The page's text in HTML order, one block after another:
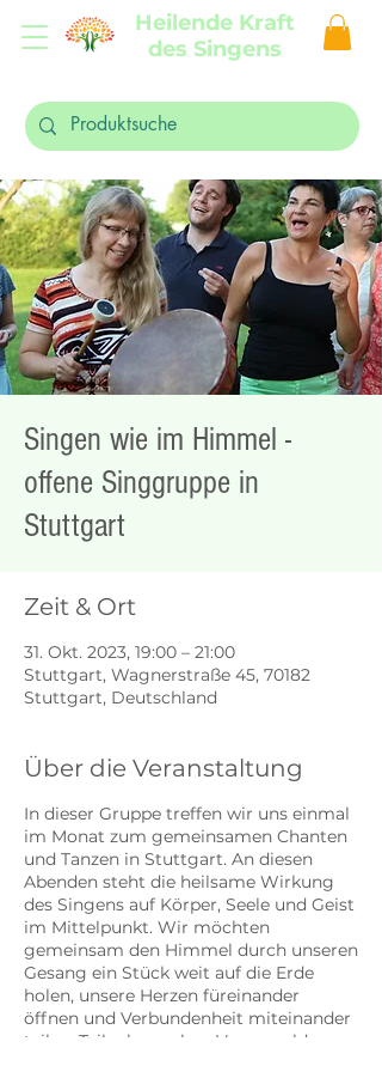
Heilende Kraft
des Singens
Singen wie im Himmel -
offene Singgruppe in
Stuttgart
Zeit & Ort
31. Okt. 2023, 19:00 – 21:00
Stuttgart, Wagnerstraße 45, 70182
Stuttgart, Deutschland
Über die Veranstaltung
In dieser Gruppe treffen wir uns einmal
im Monat zum gemeinsamen Chanten
und Tanzen in Stuttgart. An diesen
Abenden steht die heilsame Wirkung
des Singens auf Körper, Seele und Geist
im Mittelpunkt. Wir möchten
gemeinsam den Himmel durch unseren
Gesang ein Stück weit auf die Erde
holen, unsere Herzen füreinander
öffnen und Verbundenheit miteinander
teilen. Teilnahme ohne Voranmeldung